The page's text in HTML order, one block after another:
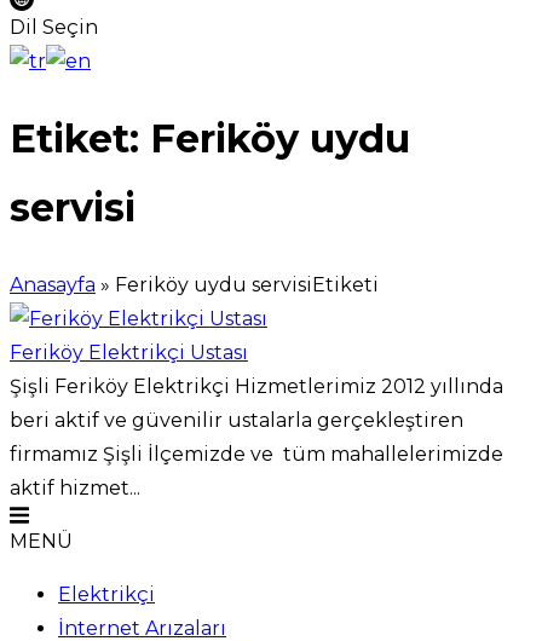
Dil Seçin
Etiket: Feriköy uydu
servisi
Anasayfa » Feriköy uydu servisiEtiketi
Feriköy Elektrikçi Ustası
Şişli Feriköy Elektrikçi Hizmetlerimiz 2012 yıllında
beri aktif ve güvenilir ustalarla gerçekleştiren
firmamız Şişli İlçemizde ve tüm mahallelerimizde
aktif hizmet...
MENÜ
Elektrikçi
İnternet Arızaları